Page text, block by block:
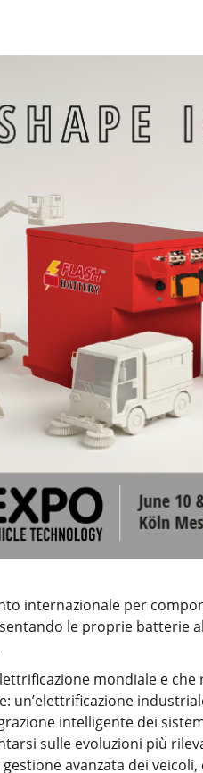
internazionale per
le proprie batterie
mondiale e
intelligente dei
sulle evoluzioni più
avanzata dei